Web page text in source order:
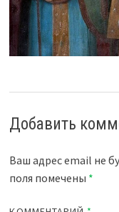
Добавить
Ваш адрес email не
поля помечены *